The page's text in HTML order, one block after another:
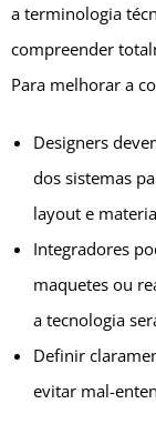
a terminologia
compreender
Para melhorar a
Designers
dos sistemas
layout e
Integradores
maquetes ou
a tecnologia
Definir
evitar mal-